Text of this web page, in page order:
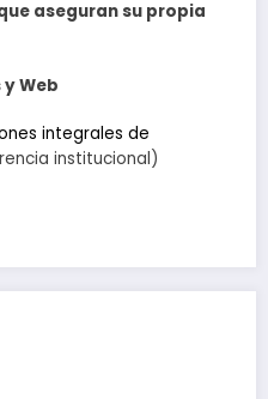
aseguran su propia
Web
integrales de
institucional)